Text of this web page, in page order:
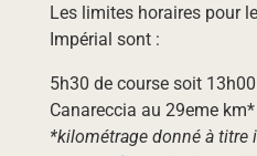
Les limites horaires pour
Impérial sont :
5h30 de course soit
Canareccia au 29eme km*
*kilométrage donné à titre